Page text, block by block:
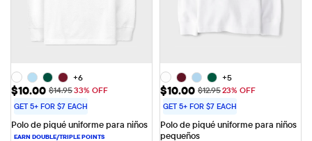
+6
Precio de venta: $10.00
$10.00 Precio original: $14.95
$14.9533% OFF
GET 5+ FOR $7 EACH
Polo de piqué uniforme para niños
+5
Precio de venta: $10.00
$10.00 Precio original: $12.95
$12.9523% OFF
GET 5+ FOR $7 EACH
Polo de piqué uniforme para niños
pequeños